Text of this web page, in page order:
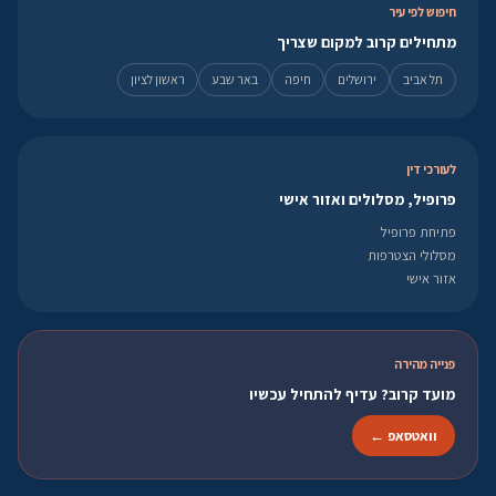
חיפוש לפי עיר
מתחילים קרוב למקום שצריך
תל אביב ירושלים חיפה באר שבע ראשון לציון
לעורכי דין
פרופיל, מסלולים ואזור אישי
פתיחת פרופיל
מסלולי הצטרפות
אזור אישי
פנייה מהירה
מועד קרוב? עדיף להתחיל עכשיו
וואטסאפ ←